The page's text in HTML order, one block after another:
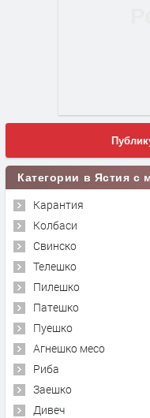
Категории в
Карантия
Колбаси
Свинско
Телешко
Пилешко
Патешко
Пуешко
Агнешко месо
Риба
Заешко
Дивеч